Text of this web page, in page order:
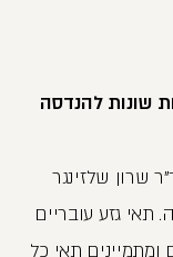
שונות להנדסה
שרון שלזינגר
תאי גזע עובריים
תאי כל